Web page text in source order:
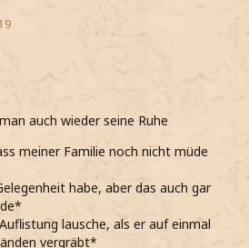
auch wieder seine Ruhe
meiner Familie noch nicht müde
habe, aber das auch gar
lausche, als er auf einmal
vergräbt*